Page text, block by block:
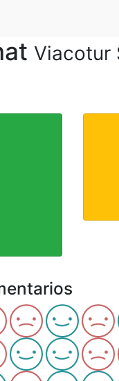
Viacotur